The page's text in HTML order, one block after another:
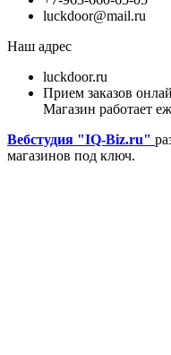
luckdoor@mail.ru
Наш адрес
luckdoor.ru
Прием заказов
Магазин работает
Вебстудия "IQ-Biz.ru"
магазинов под ключ.